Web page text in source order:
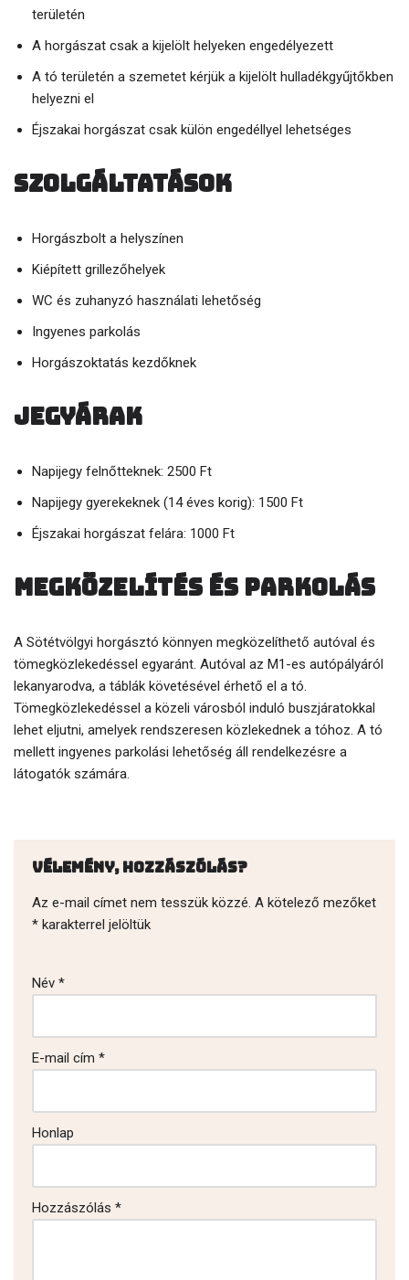
területén
A horgászat csak a kijelölt helyeken engedélyezett
A tó területén a szemetet kérjük a kijelölt hulladékgyűjtőkben
helyezni el
Éjszakai horgászat csak külön engedéllyel lehetséges
Szolgáltatások
Horgászbolt a helyszínen
Kiépített grillezőhelyek
WC és zuhanyzó használati lehetőség
Ingyenes parkolás
Horgászoktatás kezdőknek
Jegyárak
Napijegy felnőtteknek: 2500 Ft
Napijegy gyerekeknek (14 éves korig): 1500 Ft
Éjszakai horgászat felára: 1000 Ft
Megközelítés és parkolás
A Sötétvölgyi horgásztó könnyen megközelíthető autóval és
tömegközlekedéssel egyaránt. Autóval az M1-es autópályáról
lekanyarodva, a táblák követésével érhető el a tó.
Tömegközlekedéssel a közeli városból induló buszjáratokkal
lehet eljutni, amelyek rendszeresen közlekednek a tóhoz. A tó
mellett ingyenes parkolási lehetőség áll rendelkezésre a
látogatók számára.
Vélemény, hozzászólás?
Az e-mail címet nem tesszük közzé. A kötelező mezőket
* karakterrel jelöltük
Név *
E-mail cím *
Honlap
Hozzászólás *